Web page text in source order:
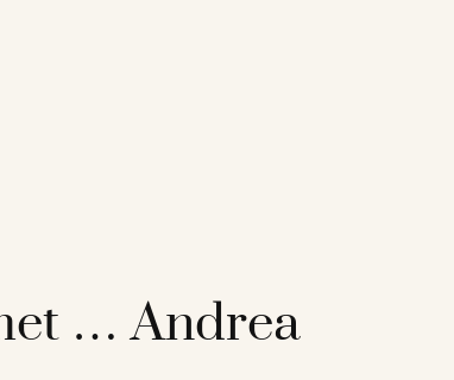
… Andrea